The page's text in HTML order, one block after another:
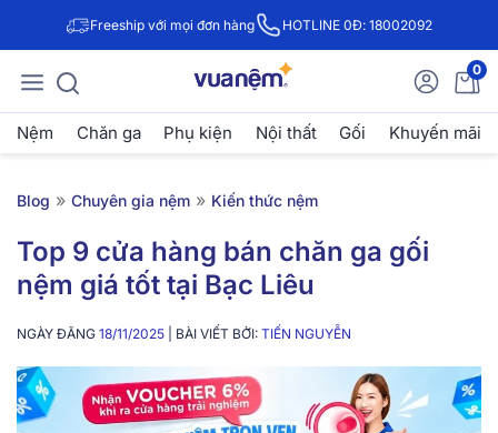
Freeship với mọi đơn hàng HOTLINE 0Đ: 18002092
0
Nệm Chăn ga Phụ kiện Nội thất Gối Khuyến mãi
Blog » Chuyên gia nệm » Kiến thức nệm
Top 9 cửa hàng bán chăn ga gối
nệm giá tốt tại Bạc Liêu
NGÀY ĐĂNG 18/11/2025 | BÀI VIẾT BỞI: TIẾN NGUYỄN